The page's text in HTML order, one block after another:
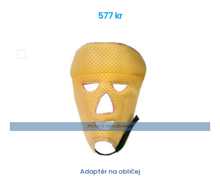
577 kr
Přidat k objednávce
Adaptér na obličej